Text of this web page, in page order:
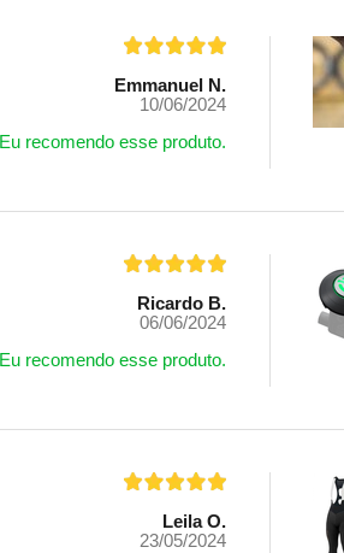
Emmanuel N.
10/06/2024
Eu recomendo esse produto.
Ricardo B.
06/06/2024
Eu recomendo esse produto.
Leila O.
23/05/2024